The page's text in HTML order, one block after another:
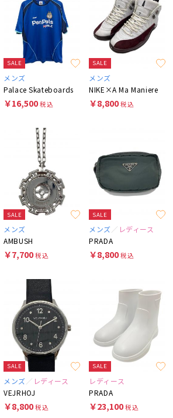
SALE
メンズ
Palace Skateboards
￥16,500税込
SALE
メンズ
NIKE×A Ma Maniere
￥8,800税込
SALE
メンズ
AMBUSH
￥7,700税込
SALE
メンズ
レディース
PRADA
￥8,800税込
SALE
メンズ
レディース
VEJRHOJ
￥8,800税込
SALE
レディース
PRADA
￥23,100税込